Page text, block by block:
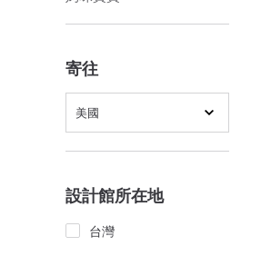
寄往
美國
設計館所在地
台灣